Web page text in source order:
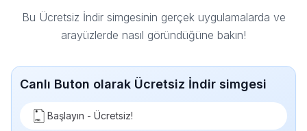
Bu Ücretsiz İndir simgesinin gerçek uygulamalarda ve
arayüzlerde nasıl göründüğüne bakın!
Canlı Buton olarak Ücretsiz İndir simgesi
Başlayın - Ücretsiz!